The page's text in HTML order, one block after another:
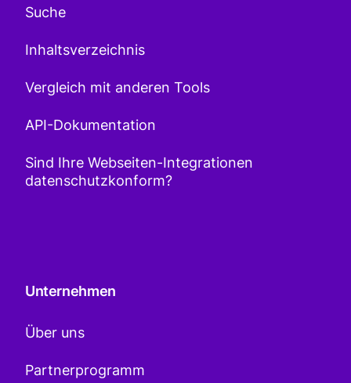
Suche
Inhaltsverzeichnis
Vergleich mit anderen Tools
API-Dokumentation
Sind Ihre Webseiten-Integrationen
datenschutzkonform?
Unternehmen
Über uns
Partnerprogramm